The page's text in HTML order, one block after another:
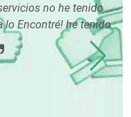
no he tenido
lo Encontré! he tenido